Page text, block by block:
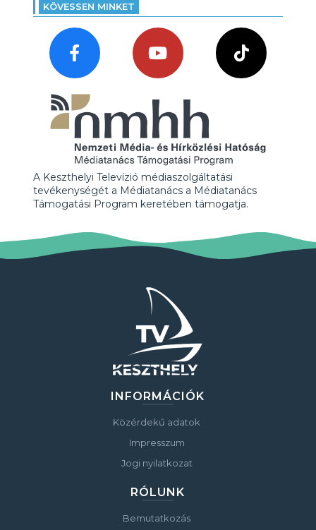
KÖVESSEN MINKET
A Keszthelyi Televízió médiaszolgáltatási
tevékenységét a Médiatanács a Médiatanács
Támogatási Program keretében támogatja.
INFORMÁCIÓK
Közérdekű adatok
Impresszum
Jogi nyilatkozat
RÓLUNK
Bemutatkozás